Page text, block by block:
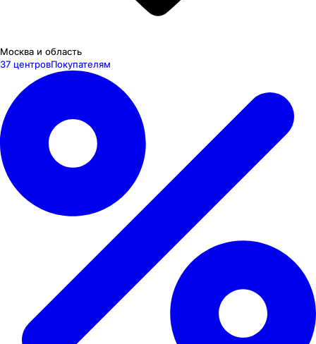
Москва и область
37 центровПокупателям